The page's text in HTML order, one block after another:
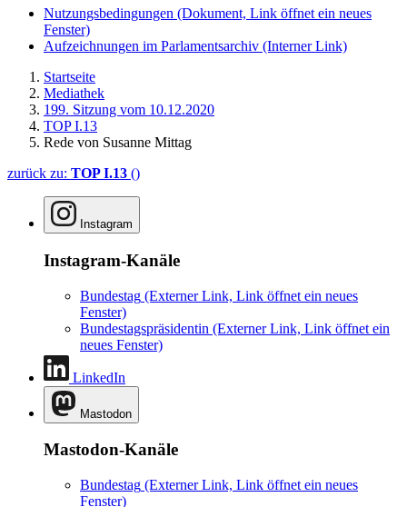
Nutzungsbedingungen (Dokument, Link öffnet ein neues
Fenster)
Aufzeichnungen im Parlamentsarchiv (Interner Link)
Startseite
Mediathek
199. Sitzung vom 10.12.2020
TOP I.13
Rede von Susanne Mittag
zurück zu: TOP I.13 ()
Instagram
Instagram-Kanäle
Bundestag (Externer Link, Link öffnet ein neues
Fenster)
Bundestagspräsidentin (Externer Link, Link öffnet ein
neues Fenster)
LinkedIn
Mastodon
Mastodon-Kanäle
Bundestag (Externer Link, Link öffnet ein neues
Fenster)